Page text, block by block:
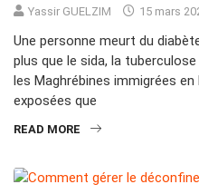
Yassir GUELZIM 15 mars
Une personne meurt du
plus que le sida, la
les Maghrébines immigrées
exposées que
READ MORE